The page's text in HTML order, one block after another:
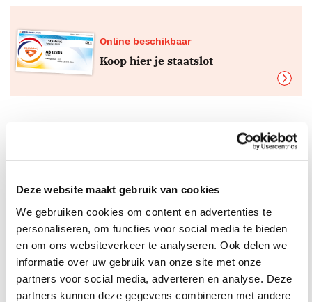
Deze website maakt gebruik van cookies
We gebruiken cookies om content en advertenties te
personaliseren, om functies voor social media te bieden
en om ons websiteverkeer te analyseren. Ook delen we
informatie over uw gebruik van onze site met onze
partners voor social media, adverteren en analyse. Deze
partners kunnen deze gegevens combineren met andere
Online beschikbaar
Koop hier je staatslot